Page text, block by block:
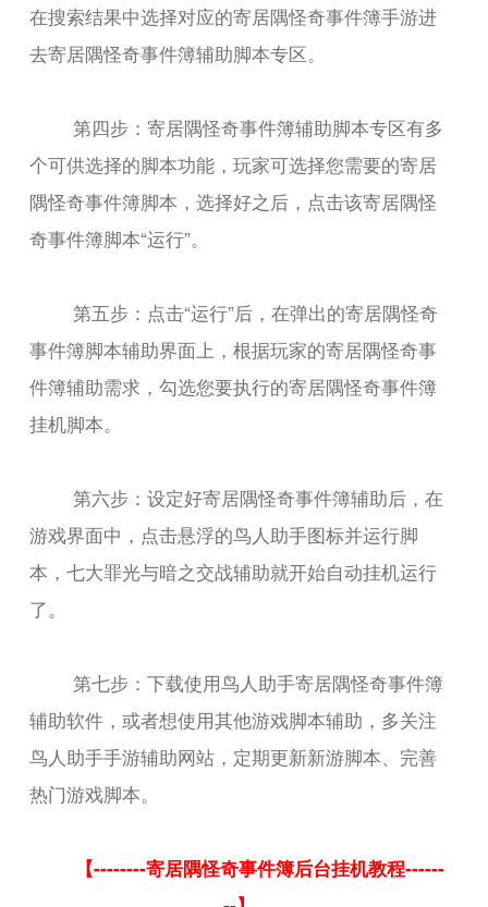
在搜索结果中选择对应的寄居隅怪奇事件簿手游进
去寄居隅怪奇事件簿辅助脚本专区。
第四步：寄居隅怪奇事件簿辅助脚本专区有多
个可供选择的脚本功能，玩家可选择您需要的寄居
隅怪奇事件簿脚本，选择好之后，点击该寄居隅怪
奇事件簿脚本“运行”。
第五步：点击“运行”后，在弹出的寄居隅怪奇
事件簿脚本辅助界面上，根据玩家的寄居隅怪奇事
件簿辅助需求，勾选您要执行的寄居隅怪奇事件簿
挂机脚本。
第六步：设定好寄居隅怪奇事件簿辅助后，在
游戏界面中，点击悬浮的鸟人助手图标并运行脚
本，七大罪光与暗之交战辅助就开始自动挂机运行
了。
第七步：下载使用鸟人助手寄居隅怪奇事件簿
辅助软件，或者想使用其他游戏脚本辅助，多关注
鸟人助手手游辅助网站，定期更新新游脚本、完善
热门游戏脚本。
【--------寄居隅怪奇事件簿后台挂机教程------